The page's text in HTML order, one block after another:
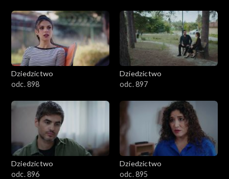
Dziedzictwo
odc. 898
Dziedzictwo
odc. 897
Dziedzictwo
odc. 896
Dziedzictwo
odc. 895